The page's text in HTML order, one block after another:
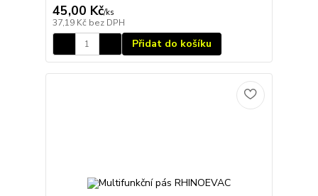
45,00 Kč/ks
37,19 Kč bez DPH
Přidat do košíku